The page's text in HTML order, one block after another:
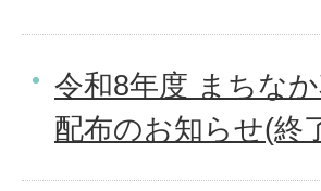
令和8年度 まちな
配布のお知らせ(終